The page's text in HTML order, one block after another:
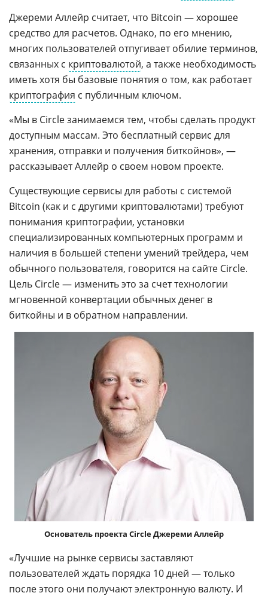
Джереми Аллейр считает, что Bitcoin — хорошее
средство для расчетов. Однако, по его мнению,
многих пользователей отпугивает обилие терминов,
связанных с криптовалютой, а также необходимость
иметь хотя бы базовые понятия о том, как работает
криптография с публичным ключом.
«Мы в Circle занимаемся тем, чтобы сделать продукт
доступным массам. Это бесплатный сервис для
хранения, отправки и получения биткойнов», —
рассказывает Аллейр о своем новом проекте.
Существующие сервисы для работы с системой
Bitcoin (как и с другими криптовалютами) требуют
понимания криптографии, установки
специализированных компьютерных программ и
наличия в большей степени умений трейдера, чем
обычного пользователя, говорится на сайте Circle.
Цель Circle — изменить это за счет технологии
мгновенной конвертации обычных денег в
биткойны и в обратном направлении.
Основатель проекта Circle Джереми Аллейр
«Лучшие на рынке сервисы заставляют
пользователей ждать порядка 10 дней — только
после этого они получают электронную валюту. И